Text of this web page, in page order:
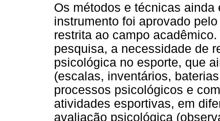
Os métodos e técnicas
instrumento foi aprovado
restrita ao campo
pesquisa, a necessidade de
psicológica no esporte, que
(escalas, inventários,
processos psicológicos e
atividades esportivas, em
avaliação psicológica